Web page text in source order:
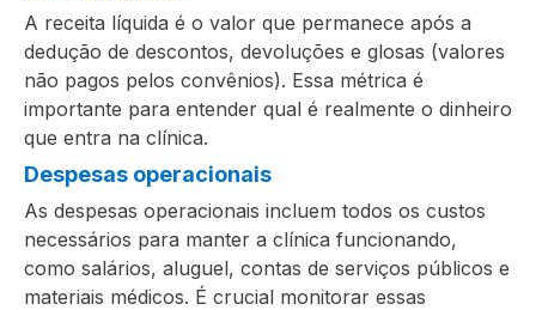
A receita líquida é o valor que permanece após a
dedução de descontos, devoluções e glosas (valores
não pagos pelos convênios). Essa métrica é
importante para entender qual é realmente o dinheiro
que entra na clínica.
Despesas operacionais
As despesas operacionais incluem todos os custos
necessários para manter a clínica funcionando,
como salários, aluguel, contas de serviços públicos e
materiais médicos. É crucial monitorar essas